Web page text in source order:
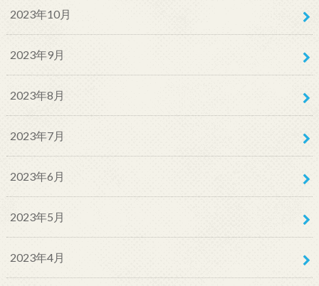
2023年10月
2023年9月
2023年8月
2023年7月
2023年6月
2023年5月
2023年4月